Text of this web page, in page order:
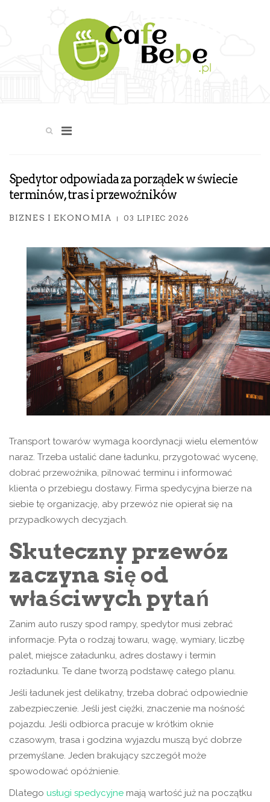
Spedytor odpowiada za porządek w świecie
terminów, tras i przewoźników
BIZNES I EKONOMIA 03 LIPIEC 2026
Transport towarów wymaga koordynacji wielu elementów
naraz. Trzeba ustalić dane ładunku, przygotować wycenę,
dobrać przewoźnika, pilnować terminu i informować
klienta o przebiegu dostawy. Firma spedycyjna bierze na
siebie tę organizację, aby przewóz nie opierał się na
przypadkowych decyzjach.
Skuteczny przewóz
zaczyna się od
właściwych pytań
Zanim auto ruszy spod rampy, spedytor musi zebrać
informacje. Pyta o rodzaj towaru, wagę, wymiary, liczbę
palet, miejsce załadunku, adres dostawy i termin
rozładunku. Te dane tworzą podstawę całego planu.
Jeśli ładunek jest delikatny, trzeba dobrać odpowiednie
zabezpieczenie. Jeśli jest ciężki, znaczenie ma nośność
pojazdu. Jeśli odbiorca pracuje w krótkim oknie
czasowym, trasa i godzina wyjazdu muszą być dobrze
przemyślane. Jeden brakujący szczegół może
spowodować opóźnienie.
Dlatego usługi spedycyjne mają wartość już na początku